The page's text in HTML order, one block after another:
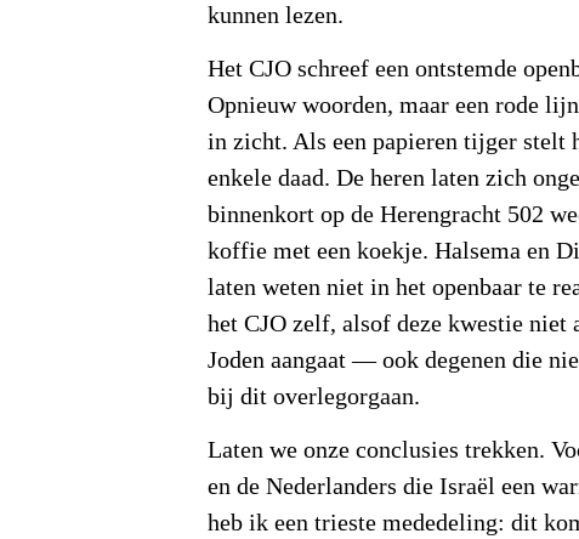
kunnen lezen.
Het CJO schreef een ontstemde
Opnieuw woorden, maar een rode
in zicht. Als een papieren tijger stelt
enkele daad. De heren laten zich
binnenkort op de Herengracht 502
koffie met een koekje. Halsema en
laten weten niet in het openbaar te
het CJO zelf, alsof deze kwestie niet
Joden aangaat — ook degenen die
bij dit overlegorgaan.
Laten we onze conclusies trekken.
en de Nederlanders die Israël een
heb ik een trieste mededeling: dit